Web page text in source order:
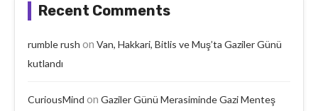
Recent Comments
rumble rush on Van, Hakkari, Bitlis ve Muş’ta Gaziler Günü
kutlandı
CuriousMind on Gaziler Günü Merasiminde Gazi Menteş